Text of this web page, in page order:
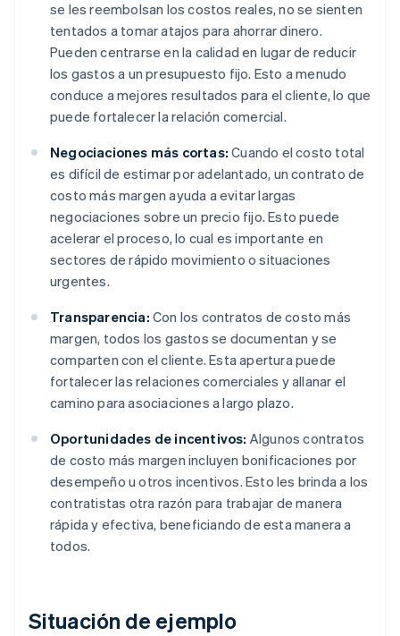
se les reembolsan los costos reales, no se sienten
tentados a tomar atajos para ahorrar dinero.
Pueden centrarse en la calidad en lugar de reducir
los gastos a un presupuesto fijo. Esto a menudo
conduce a mejores resultados para el cliente, lo que
puede fortalecer la relación comercial.
Negociaciones más cortas: Cuando el costo total
es difícil de estimar por adelantado, un contrato de
costo más margen ayuda a evitar largas
negociaciones sobre un precio fijo. Esto puede
acelerar el proceso, lo cual es importante en
sectores de rápido movimiento o situaciones
urgentes.
Transparencia: Con los contratos de costo más
margen, todos los gastos se documentan y se
comparten con el cliente. Esta apertura puede
fortalecer las relaciones comerciales y allanar el
camino para asociaciones a largo plazo.
Oportunidades de incentivos: Algunos contratos
de costo más margen incluyen bonificaciones por
desempeño u otros incentivos. Esto les brinda a los
contratistas otra razón para trabajar de manera
rápida y efectiva, beneficiando de esta manera a
todos.
Situación de ejemplo